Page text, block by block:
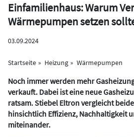
Einfamilienhaus: Warum
Wärmepumpen setzen
03.09.2024
Startseite Heizung Wärmepumpen
Noch immer werden mehr
verkauft. Dabei ist eine neue
ratsam. Stiebel Eltron vergleicht
hinsichtlich Effizienz, Nachhaltigkeit
miteinander.